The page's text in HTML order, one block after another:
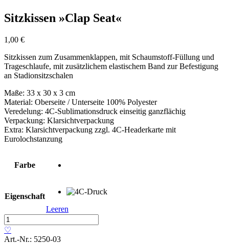
Sitzkissen »Clap Seat«
1,00 €
Sitzkissen zum Zusammenklappen, mit Schaumstoff-Füllung und
Trageschlaufe, mit zusätzlichem elastischem Band zur Befestigung
an Stadionsitzschalen
Maße: 33 x 30 x 3 cm
Material: Oberseite / Unterseite 100% Polyester
Veredelung: 4C-Sublimationsdruck einseitig ganzflächig
Verpackung: Klarsichtverpackung
Extra: Klarsichtverpackung zzgl. 4C-Headerkarte mit
Eurolochstanzung
Farbe
Eigenschaft
Leeren
Sitzkissen
»Clap
Seat«
♡
Art.-Nr.: 5250-03